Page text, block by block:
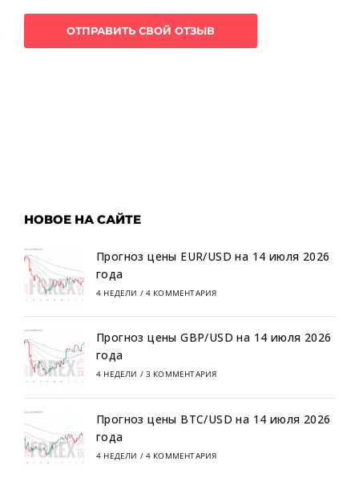
НОВОЕ НА САЙТЕ
Прогноз цены EUR/USD на 14 июля 2026
года
4 НЕДЕЛИ / 4 КОММЕНТАРИЯ
Прогноз цены GBP/USD на 14 июля 2026
года
4 НЕДЕЛИ / 3 КОММЕНТАРИЯ
Прогноз цены BTC/USD на 14 июля 2026
года
4 НЕДЕЛИ / 4 КОММЕНТАРИЯ